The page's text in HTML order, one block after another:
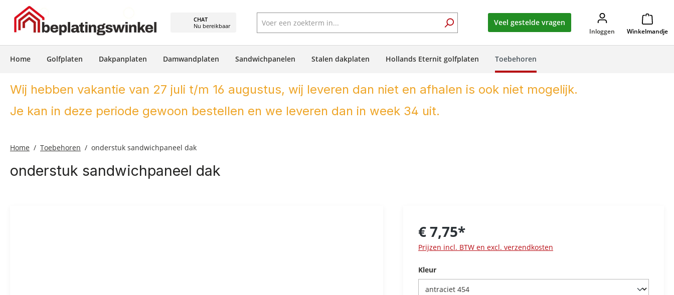
CHAT
Nu bereikbaar
Veel gestelde vragen
Inloggen Winkelmandje
Home Golfplaten Dakpanplaten Damwandplaten Sandwichpanelen Stalen dakplaten Hollands Eternit golfplaten Toebehoren
Wij hebben vakantie van 27 juli t/m 16 augustus, wij leveren dan niet en afhalen is ook niet mogelijk.
Je kan in deze periode gewoon bestellen en we leveren dan in week 34 uit.
Home Toebehoren onderstuk sandwichpaneel dak
onderstuk sandwichpaneel dak
€ 7,75*
Prijzen incl. BTW en excl. verzendkosten
Kleur